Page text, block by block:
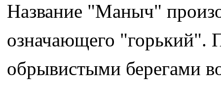
Название "Маныч"
означающего "горький".
обрывистыми берегами